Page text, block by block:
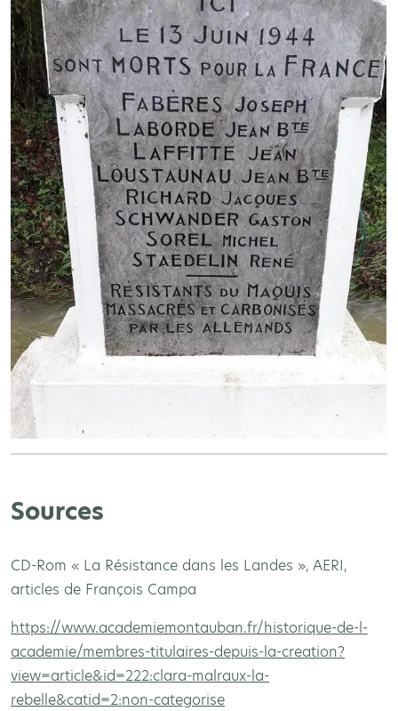
Sources
CD-Rom « La Résistance dans les Landes », AERI,
articles de François Campa
https://www.academiemontauban.fr/historique-de-l-
academie/membres-titulaires-depuis-la-creation?
view=article&id=222:clara-malraux-la-
rebelle&catid=2:non-categorise